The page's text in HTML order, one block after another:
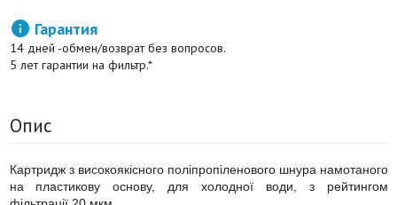
 Гарантия
14 дней -обмен/возврат без вопросов.
5 лет гарантии на фильтр.*
Опис
Картридж з високоякісного поліпропіленового шнура намотаного
на пластикову основу, для холодної води, з рейтингом